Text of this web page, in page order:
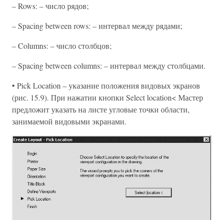
– Rows: – число рядов;
– Spacing between rows: – интервал между рядами;
– Columns: – число столбцов;
– Spacing between columns: – интервал между столбцами.
• Pick Location – указание положения видовых экранов
(рис. 15.9). При нажатии кнопки Select location< Мастер
предложит указать на листе угловые точки области,
занимаемой видовыми экранами.